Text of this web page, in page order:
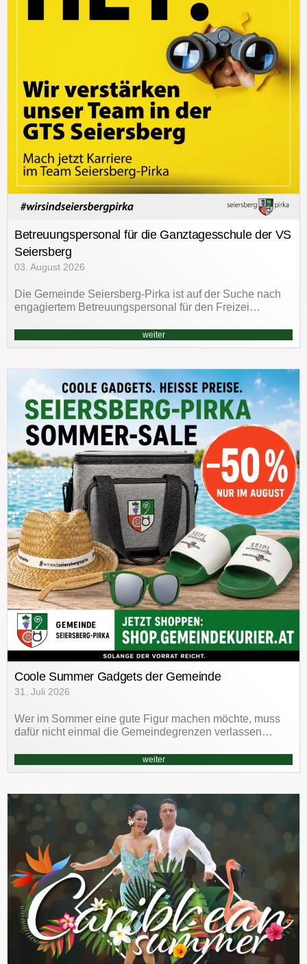
Betreuungspersonal für die Ganztagesschule der VS
Seiersberg
03. August 2026
Die Gemeinde Seiersberg-Pirka ist auf der Suche nach
engagiertem Betreuungspersonal für den Freizei…
weiter
Coole Summer Gadgets der Gemeinde
31. Juli 2026
Wer im Sommer eine gute Figur machen möchte, muss
dafür nicht einmal die Gemeindegrenzen verlassen…
weiter